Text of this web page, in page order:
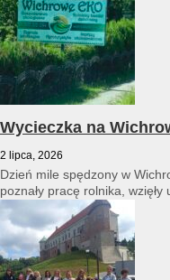
Wycieczka na
2 lipca, 2026
Dzień mile spędzony w
poznały pracę rolnika, wzięły